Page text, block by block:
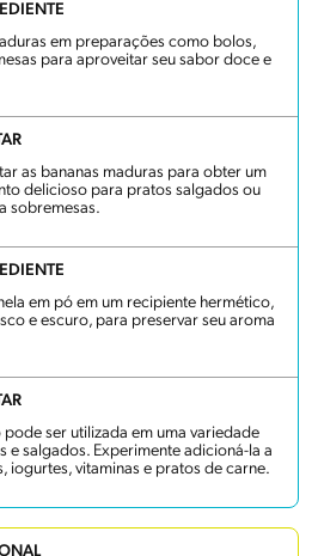
em preparações como bolos,
para aproveitar seu sabor doce e
as bananas maduras para obter um
delicioso para pratos salgados ou
sobremesas.
em pó em um recipiente hermético,
e escuro, para preservar seu aroma
pode ser utilizada em uma variedade
e salgados. Experimente adicioná-la a
iogurtes, vitaminas e pratos de carne.